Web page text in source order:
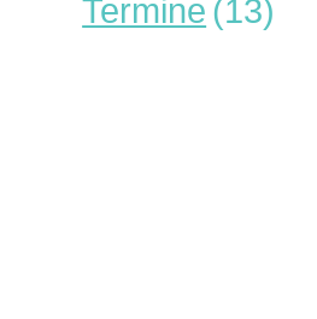
Termine (13)